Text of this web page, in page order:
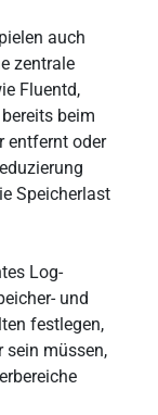
auch
zentrale
Fluentd,
beim
entfernt oder
Speicherlast
Log-
und
festlegen,
sein müssen,